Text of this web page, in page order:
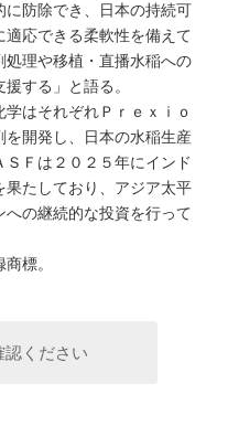
に防除でき、日本の持続可
応できる柔軟性を備えて
処理や移植・直播水稲への
する」と語る。
はそれぞれＰｒｅｘｉｏ
を開発し、日本の水稲生産
Ｆは２０２５年にインド
果たしており、アジア太平
の継続的な投資を行って
標。
認ください